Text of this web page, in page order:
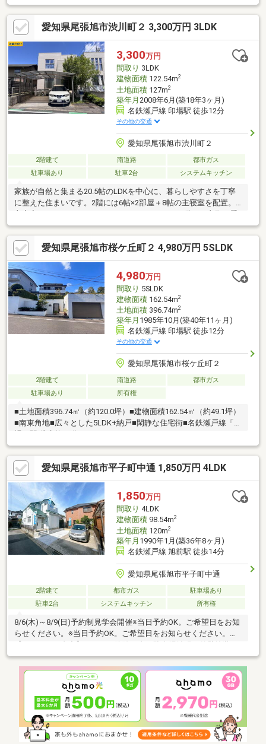
市立本地ケ原保育園 徒歩12分◇ひよこ不動産にお任せ下さい◇
土地・マンション・新築・収益物件２０年以上の不動産経験を活
かし幅広くバックアップ致します！！
愛知県尾張旭市渋川町２ 3,300万円 3LDK
3,300万円
間取り 3LDK
建物面積122.54m2
土地面積127m2
築年月 2008年6月(築18年3ヶ月)
名鉄瀬戸線 印場駅 徒歩12分
その他の交通
愛知県尾張旭市渋川町２
2階建て 南道路
都市ガス
駐車場あり
駐車2台 システムキッチン
家族が自然と集まる20.5帖のLDKを中心に、暮らしやすさを丁寧
に整えた住まいです。2階には6帖×2部屋＋8帖の主寝室を配置。
節物もすっきり収納できます。さらに、ホールには約4.5帖のアル
ファゾーンを設け、ワークスペース・キッズスペース・趣味部屋
など、多目的に使える自由度の高い空間です。水回りは1階に集約
し、家事動線もスムーズ。玄関には下駄箱、キッチンには床下収
納など、日々の暮らしを支える収納も充実しています。バルコニ
ーは南向きで、洗濯物がよく乾く心地よい日当たり。静かな住環
境で、家族の時間を大切にできる住まいです。
愛知県尾張旭市桜ケ丘町２ 4,980万円 5SLDK
4,980万円
間取り 5SLDK
建物面積162.54m2
土地面積396.74m2
築年月 1985年10月(築40年11ヶ月)
名鉄瀬戸線 印場駅 徒歩12分
その他の交通
愛知県尾張旭市桜ケ丘町２
2階建て 南道路
都市ガス
駐車場あり
所有権
■土地面積396.74㎡（約120.0坪）■建物面積162.54㎡（約49.1坪）
■南東角地■広々とした5LDK+納戸■閑静な住宅街■名鉄瀬戸線「印
愛知県尾張旭市平子町中通 1,850万円 4LDK
1,850万円
間取り 4LDK
建物面積98.54m2
土地面積120m2
築年月 1990年1月(築36年8ヶ月)
名鉄瀬戸線 旭前駅 徒歩14分
愛知県尾張旭市平子町中通
2階建て 都市ガス
駐車場あり
駐車2台
システムキッチン 所有権
8/6(木)～8/9(日)予約制見学会開催※当日予約OK。ご希望日をお知
らせください。※当日予約OK。ご希望日をお知らせください。
システムキッチン交換、ユニットバス交換、トイレ交換、洗面化
粧台交換、床材上張り、シューズボックス交換、クロス張替え、
給湯器交換、インターホン設置、火災警報器設置、照明器具交換
【おすすめポイント】・本物件は条件により住宅ローン減税が適
用されます。・雨漏り、構造上主要な部分の欠陥や・腐食、給排
水管の故障や漏水についてお引渡しより２年間保証・シロアリ防
除工事施工後5年間保証